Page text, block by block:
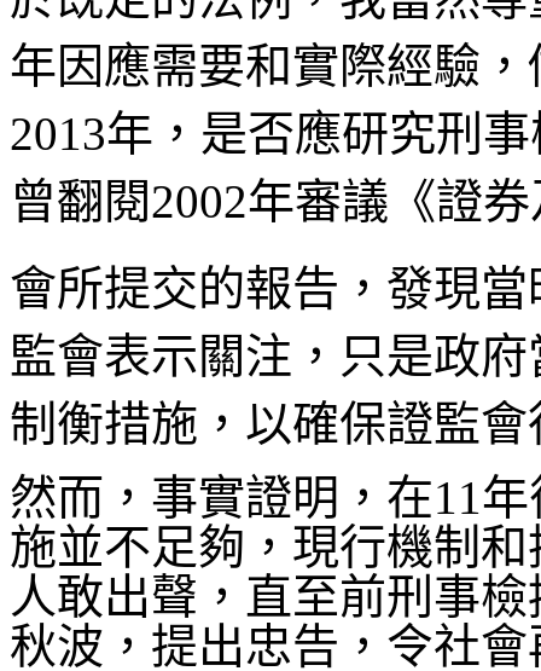
年因應需要和實際經驗
2013年，是否應研究刑
曾翻閱2002年審議《證
會所提交的報告，發現
監會表示關注，只是政
制衡措施，以確保證監
然而，事實證明，在11
施並不足夠，現行機制
人敢出聲，直至前刑事
秋波，提出忠告，令社